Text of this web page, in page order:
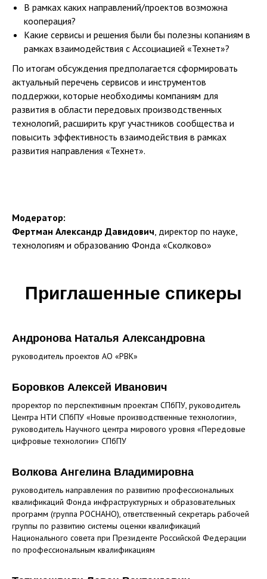
В рамках каких направлений/проектов возможна
кооперация?
Какие сервисы и решения были бы полезны копаниям в
рамках взаимодействия с Ассоциацией «Технет»?
По итогам обсуждения предполагается сформировать
актуальный перечень сервисов и инструментов
поддержки, которые необходимы компаниям для
развития в области передовых производственных
технологий, расширить круг участников сообщества и
повысить эффективность взаимодействия в рамках
развития направления «Технет».
Модератор:
Фертман Александр Давидович, директор по науке,
технологиям и образованию Фонда «Сколково»
Приглашенные спикеры
Андронова Наталья Александровна
руководитель проектов АО «РВК»
Боровков Алексей Иванович
проректор по перспективным проектам СПбПУ, руководитель
Центра НТИ СПбПУ «Новые производственные технологии»,
руководитель Научного центра мирового уровня «Передовые
цифровые технологии» СПбПУ
Волкова Ангелина Владимировна
руководитель направления по развитию профессиональных
квалификаций Фонда инфраструктурных и образовательных
программ (группа РОСНАНО), ответственный секретарь рабочей
группы по развитию системы оценки квалификаций
Национального совета при Президенте Российской Федерации
по профессиональным квалификациям